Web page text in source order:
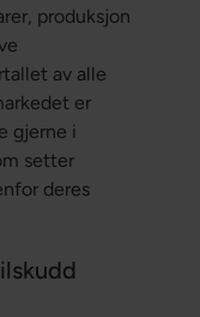
produksjon
av alle
er
gjerne i
setter
deres